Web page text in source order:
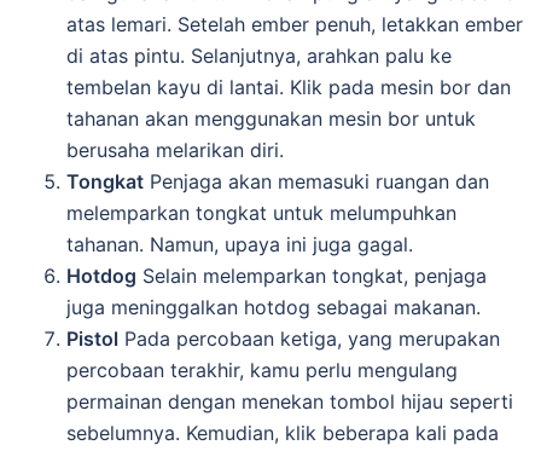
atas lemari. Setelah ember penuh, letakkan ember
di atas pintu. Selanjutnya, arahkan palu ke
tembelan kayu di lantai. Klik pada mesin bor dan
tahanan akan menggunakan mesin bor untuk
berusaha melarikan diri.
Tongkat Penjaga akan memasuki ruangan dan
melemparkan tongkat untuk melumpuhkan
tahanan. Namun, upaya ini juga gagal.
Hotdog Selain melemparkan tongkat, penjaga
juga meninggalkan hotdog sebagai makanan.
Pistol Pada percobaan ketiga, yang merupakan
percobaan terakhir, kamu perlu mengulang
permainan dengan menekan tombol hijau seperti
sebelumnya. Kemudian, klik beberapa kali pada